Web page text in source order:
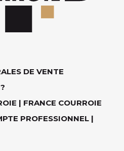
DE VENTE
| FRANCE COURROIE
PROFESSIONNEL |